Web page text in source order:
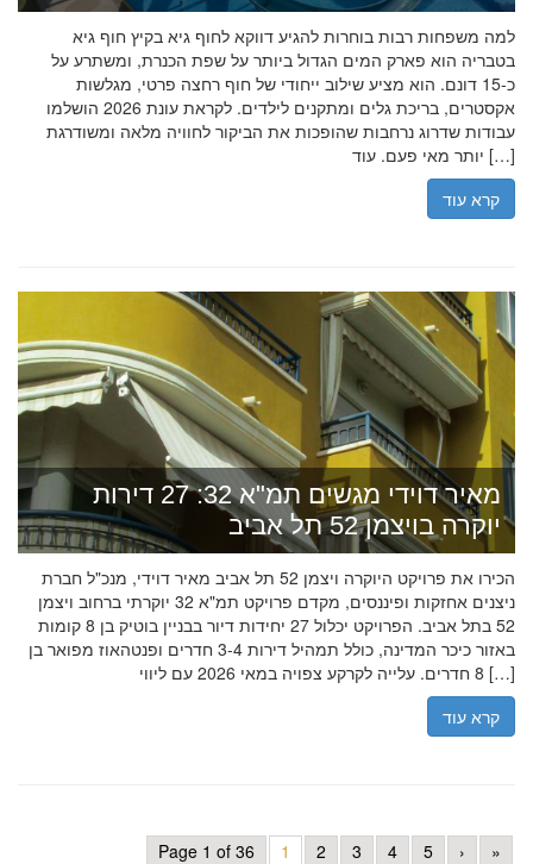
למה משפחות רבות בוחרות להגיע דווקא לחוף גיא בקיץ חוף גיא
בטבריה הוא פארק המים הגדול ביותר על שפת הכנרת, ומשתרע על
כ-15 דונם. הוא מציע שילוב ייחודי של חוף רחצה פרטי, מגלשות
אקסטרים, בריכת גלים ומתקנים לילדים. לקראת עונת 2026 הושלמו
עבודות שדרוג נרחבות שהופכות את הביקור לחוויה מלאה ומשודרגת
יותר מאי פעם. עוד […]
קרא עוד
מאיר דוידי מגשים תמ"א 32: 27 דירות
יוקרה בויצמן 52 תל אביב
הכירו את פרויקט היוקרה ויצמן 52 תל אביב מאיר דוידי, מנכ"ל חברת
ניצנים אחזקות ופיננסים, מקדם פרויקט תמ"א 32 יוקרתי ברחוב ויצמן
52 בתל אביב. הפרויקט יכלול 27 יחידות דיור בבניין בוטיק בן 8 קומות
באזור כיכר המדינה, כולל תמהיל דירות 3-4 חדרים ופנטהאוז מפואר בן
8 חדרים. עלייה לקרקע צפויה במאי 2026 עם ליווי […]
קרא עוד
Page 1 of 36 1 2 3 4 5 › »